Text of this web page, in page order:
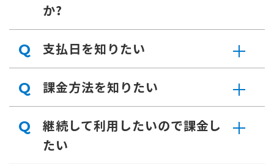
か?
Q 支払日を知りたい
Q 課金方法を知りたい
Q
継続して利用したいので課金し
たい